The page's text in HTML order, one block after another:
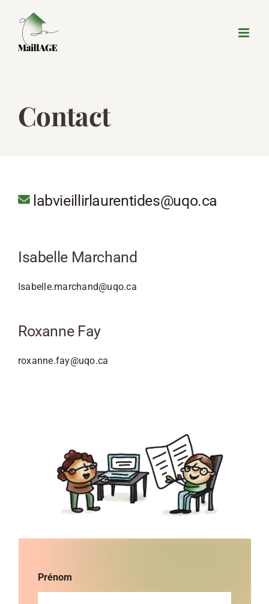
contenu
Contact
labvieillirlaurentides@uqo.ca
Isabelle Marchand
Isabelle.marchand@uqo.ca
Roxanne Fay
roxanne.fay@uqo.ca
Prénom